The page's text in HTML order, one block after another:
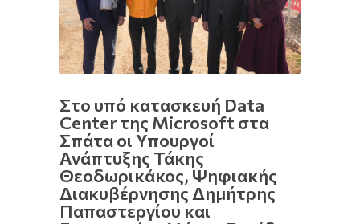
Στο υπό κατασκευή Data
Center της Microsoft στα
Σπάτα οι Υπουργοί
Ανάπτυξης Τάκης
Θεοδωρικάκος, Ψηφιακής
Διακυβέρνησης Δημήτρης
Παπαστεργίου και